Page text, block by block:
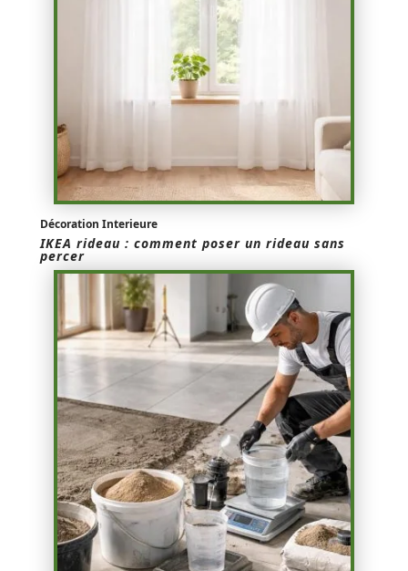
Décoration Interieure
IKEA rideau : comment poser un rideau sans
percer